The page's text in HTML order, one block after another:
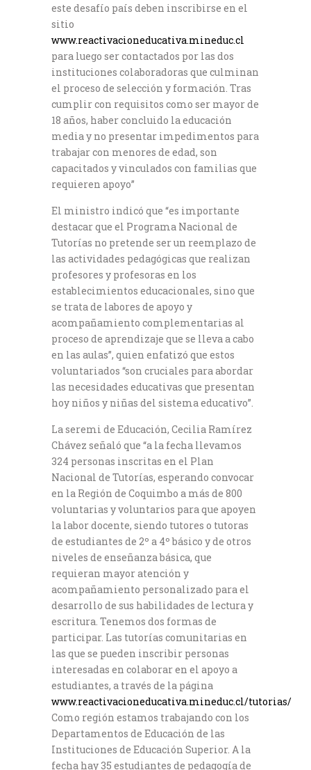
este desafío país deben inscribirse en el
sitio
www.reactivacioneducativa.mineduc.cl
para luego ser contactados por las dos
instituciones colaboradoras que culminan
el proceso de selección y formación. Tras
cumplir con requisitos como ser mayor de
18 años, haber concluido la educación
media y no presentar impedimentos para
trabajar con menores de edad, son
capacitados y vinculados con familias que
requieren apoyo”
El ministro indicó que “es importante
destacar que el Programa Nacional de
Tutorías no pretende ser un reemplazo de
las actividades pedagógicas que realizan
profesores y profesoras en los
establecimientos educacionales, sino que
se trata de labores de apoyo y
acompañamiento complementarias al
proceso de aprendizaje que se lleva a cabo
en las aulas”, quien enfatizó que estos
voluntariados “son cruciales para abordar
las necesidades educativas que presentan
hoy niños y niñas del sistema educativo”.
La seremi de Educación, Cecilia Ramírez
Chávez señaló que “a la fecha llevamos
324 personas inscritas en el Plan
Nacional de Tutorías, esperando convocar
en la Región de Coquimbo a más de 800
voluntarias y voluntarios para que apoyen
la labor docente, siendo tutores o tutoras
de estudiantes de 2º a 4º básico y de otros
niveles de enseñanza básica, que
requieran mayor atención y
acompañamiento personalizado para el
desarrollo de sus habilidades de lectura y
escritura. Tenemos dos formas de
participar. Las tutorías comunitarias en
las que se pueden inscribir personas
interesadas en colaborar en el apoyo a
estudiantes, a través de la página
www.reactivacioneducativa.mineduc.cl/tutorias/
Como región estamos trabajando con los
Departamentos de Educación de las
Instituciones de Educación Superior. A la
fecha hay 35 estudiantes de pedagogía de